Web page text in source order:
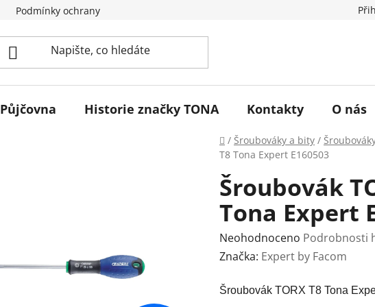
Podmínky ochrany osobních údajů
Půjčovna Historie značky TONA Kontakty O nás
Domů
/ Šroubováky a bity /
T8 Tona Expert E160503
Šroubovák
Tona Expert
Průměrné
hodnocení
je
Neohodnoceno Podrobnosti
Značka: Expert by Facom
Šroubovák TORX T8 Tona